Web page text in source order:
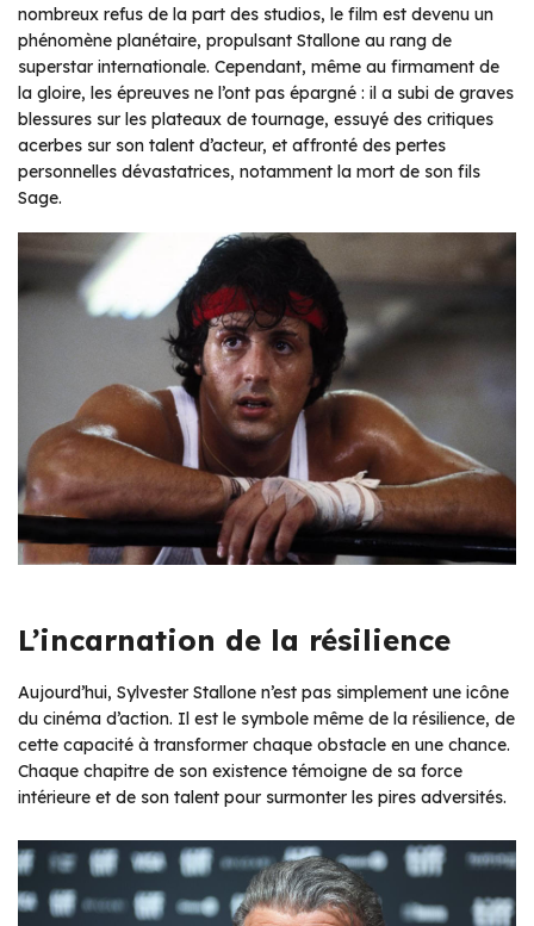
nombreux refus de la part des studios, le film est devenu un
phénomène planétaire, propulsant Stallone au rang de
superstar internationale. Cependant, même au firmament de
la gloire, les épreuves ne l’ont pas épargné : il a subi de graves
blessures sur les plateaux de tournage, essuyé des critiques
acerbes sur son talent d’acteur, et affronté des pertes
personnelles dévastatrices, notamment la mort de son fils
Sage.
L’incarnation de la résilience
Aujourd’hui, Sylvester Stallone n’est pas simplement une icône
du cinéma d’action. Il est le symbole même de la résilience, de
cette capacité à transformer chaque obstacle en une chance.
Chaque chapitre de son existence témoigne de sa force
intérieure et de son talent pour surmonter les pires adversités.